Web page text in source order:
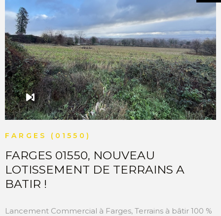
FARGES (01550)
FARGES 01550, NOUVEAU
LOTISSEMENT DE TERRAINS A
BATIR !
Lancement Commercial à Farges, Terrains à bâtir 100 %
VOIR LE BIEN